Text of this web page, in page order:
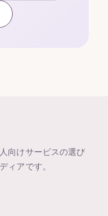
向けサービスの選び
ィアです。